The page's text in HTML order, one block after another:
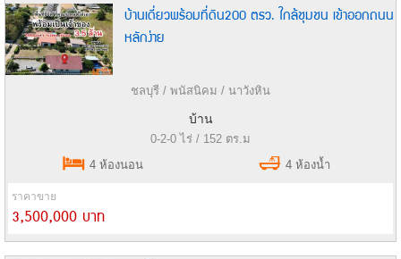
บ้านเดี่ยวพร้อมที่ดิน200 ตรว. ใกล้ชุมชน เข้าออกถนน
หลักง่าย
ชลบุรี / พนัสนิคม / นาวังหิน
บ้าน
0-2-0 ไร่ / 152 ตร.ม
4 ห้องนอน
4 ห้องน้ำ
ราคาขาย
3,500,000 บาท